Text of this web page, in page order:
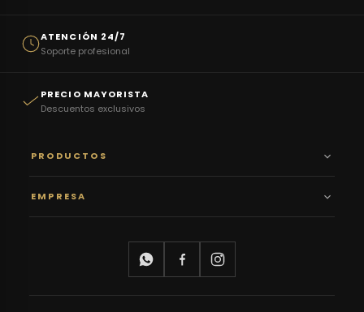
ATENCIÓN 24/7
Soporte profesional
PRECIO MAYORISTA
Descuentos exclusivos
PRODUCTOS
EMPRESA